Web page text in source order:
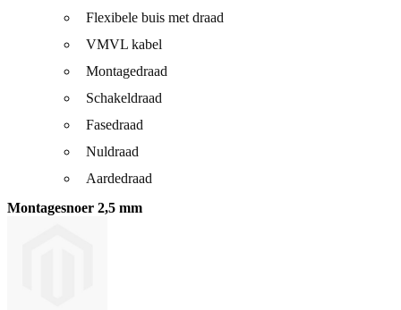
Flexibele buis met draad
VMVL kabel
Montagedraad
Schakeldraad
Fasedraad
Nuldraad
Aardedraad
Montagesnoer 2,5 mm